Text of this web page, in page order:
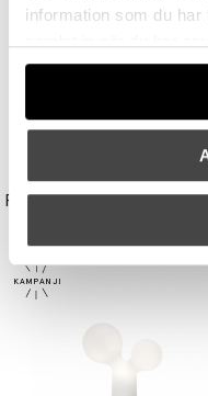
information som du